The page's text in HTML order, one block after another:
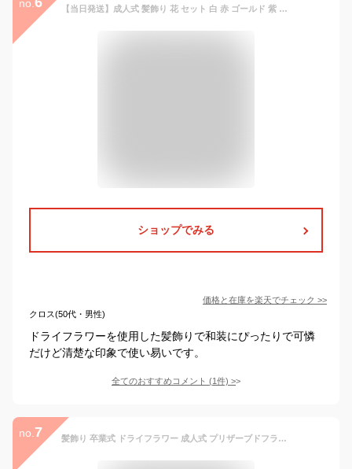
no. 【当日発送】成人式 髪飾り 花 セット 白 赤 ゴールド 紫 黄色 ピンク 和風 和装 ヘアアクセサリー ドライフラワー プリザーブドフラワー ヘッドドレス 卒業式 結婚式 ブライダル ウェディング 七五三 着物 振袖 袴 色打掛 かすみ草 お呼ばれ 緑 紫陽花
ショップでみる
価格と在庫を楽天でチェック >>
クロス(50代・男性)
ドライフラワーを使用した髪飾りで和装にぴったりで可憐
だけど清楚な印象で使い易いです。
全てのおすすめコメント (1件) >
no. 7 髪飾り 卒業式 ドライフラワー 成人式 プリザーブドフラワー キャロル Cピンク ヘッドドレス かすみ草 卒業式 ドライフラワー【送料無料】K_0374c